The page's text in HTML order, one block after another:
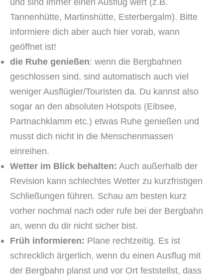
Tannenhütte, Martinshütte, Esterbergalm). Bitte
informiere dich aber auch hier vorab, wann
geöffnet ist!
die Ruhe genießen: wenn die Bergbahnen
geschlossen sind, sind automatisch auch viel
weniger Ausflügler/Touristen da. Du kannst also
sogar an den absoluten Hotspots (Eibsee,
Partnachklamm etc.) etwas Ruhe genießen und
musst dich nicht in die Menschenmassen
einreihen.
Wetter im Blick behalten: Auch außerhalb der
Revision kann schlechtes Wetter zu kurzfristigen
Schließungen führen. Schau am besten kurz
vorher nochmal nach oder rufe bei der Bergbahn
an, wenn du dir nicht sicher bist.
Früh informieren: Plane rechtzeitig. Es ist
schrecklich ärgerlich, wenn du einen Ausflug mit
der Bergbahn planst und vor Ort feststellst, dass